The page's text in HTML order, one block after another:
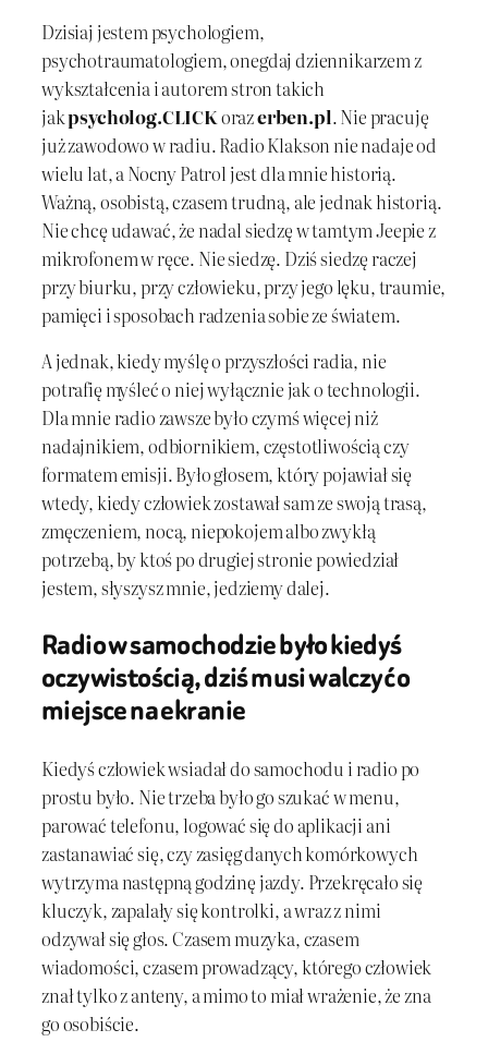
Dzisiaj jestem psychologiem,
psychotraumatologiem, onegdaj dziennikarzem z
wykształcenia i autorem stron takich
jakpsycholog.CLICKorazerben.pl. Nie pracuję
już zawodowo w radiu. Radio Klakson nie nadaje od
wielu lat, a Nocny Patrol jest dla mnie historią.
Ważną, osobistą, czasem trudną, ale jednak historią.
Nie chcę udawać, że nadal siedzę w tamtym Jeepie z
mikrofonem w ręce. Nie siedzę. Dziś siedzę raczej
przy biurku, przy człowieku, przy jego lęku, traumie,
pamięci i sposobach radzenia sobie ze światem.
A jednak, kiedy myślę o przyszłości radia, nie
potrafię myśleć o niej wyłącznie jak o technologii.
Dla mnie radio zawsze było czymś więcej niż
nadajnikiem, odbiornikiem, częstotliwością czy
formatem emisji. Było głosem, który pojawiał się
wtedy, kiedy człowiek zostawał sam ze swoją trasą,
zmęczeniem, nocą, niepokojem albo zwykłą
potrzebą, by ktoś po drugiej stronie powiedział
jestem, słyszysz mnie, jedziemy dalej.
Radio w samochodzie było kiedyś
oczywistością, dziś musi walczyć o
miejsce na ekranie
Kiedyś człowiek wsiadał do samochodu i radio po
prostu było. Nie trzeba było go szukać w menu,
parować telefonu, logować się do aplikacji ani
zastanawiać się, czy zasięg danych komórkowych
wytrzyma następną godzinę jazdy. Przekręcało się
kluczyk, zapalały się kontrolki, a wraz z nimi
odzywał się głos. Czasem muzyka, czasem
wiadomości, czasem prowadzący, którego człowiek
znał tylko z anteny, a mimo to miał wrażenie, że zna
go osobiście.